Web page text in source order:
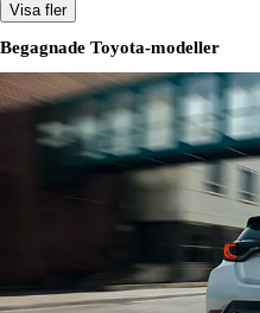
Visa fler
Begagnade Toyota-modeller